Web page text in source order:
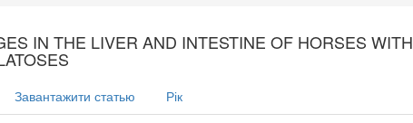
IN THE LIVER AND INTESTINE OF HORSES WITH
Завантажити статью Рік